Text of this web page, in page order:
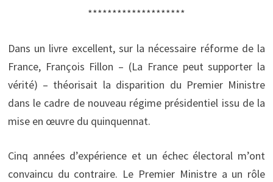
********************
Dans un livre excellent, sur la nécessaire réforme de la
France, François Fillon – (La France peut supporter la
vérité) – théorisait la disparition du Premier Ministre
dans le cadre de nouveau régime présidentiel issu de la
mise en œuvre du quinquennat.
Cinq années d’expérience et un échec électoral m’ont
convaincu du contraire. Le Premier Ministre a un rôle